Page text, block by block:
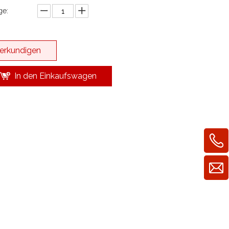
erkundigen
In den Einkaufswagen